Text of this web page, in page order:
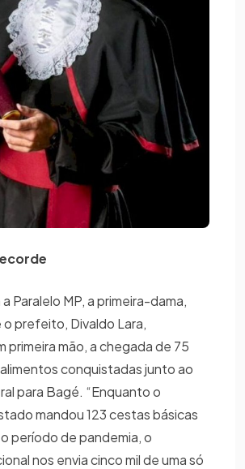
Paralelo MP, a primeira-dama,
o prefeito, Divaldo Lara,
primeira mão, a chegada de 75
conquistadas junto ao
para Bagé. “Enquanto o
mandou 123 cestas básicas
período de pandemia, o
nos envia cinco mil de uma só